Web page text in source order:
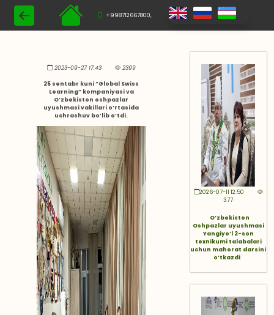
+998712667800,
2023-09-27 17:43 2399
25 sentabr kuni “Global Swiss
Learning” kompaniyasi va
O‘zbekiston oshpazlar
uyushmasi vakillari o‘rtasida
uchrashuv bo‘lib o‘tdi.
2026-07-11 12:50
377
O‘zbekiston
Oshpazlar uyushmasi
Yangiyo‘l 2-son
texnikumi talabalari
uchun mahorat darsini
o‘tkazdi